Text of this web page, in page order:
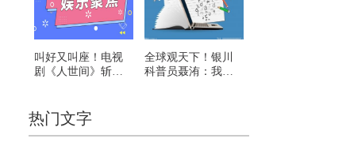
叫好又叫座！电视
剧《人世间》斩获
全球观天下！银川
科普员聂洧：我和
热门文字